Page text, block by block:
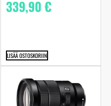
339,90€
LISÄÄ OSTOSKORIIN